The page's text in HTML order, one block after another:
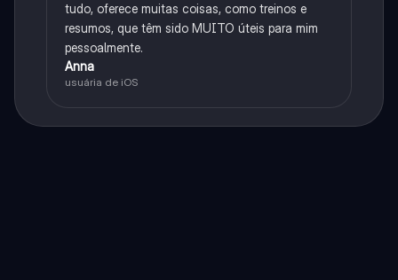
tudo, oferece muitas coisas, como treinos e
resumos, que têm sido MUITO úteis para mim
pessoalmente.
Anna
usuária de iOS